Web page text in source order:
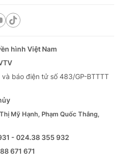
hình Việt Nam
báo điện tử số 483/GP-BTTTT
Mỹ Hạnh, Phạm Quốc Thắng,
- 024.38 355 932
671 671